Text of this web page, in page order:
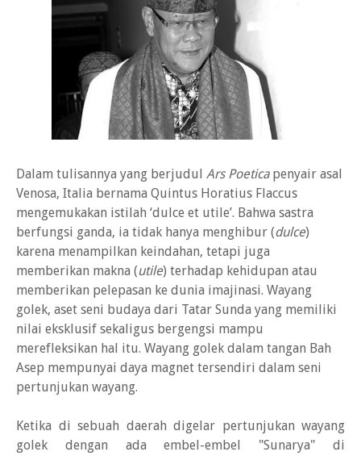
Dalam tulisannya yang berjudul Ars Poeticapenyair asal
Venosa, Italia bernama Quintus Horatius Flaccus
mengemukakan istilah ‘dulce et utile’. Bahwa sastra
berfungsi ganda, ia tidak hanya menghibur (dulce)
karena menampilkan keindahan, tetapi juga
memberikan makna (utile) terhadap kehidupan atau
memberikan pelepasan ke dunia imajinasi. Wayang
golek, aset seni budaya dari Tatar Sunda yang memiliki
nilai eksklusif sekaligus bergengsi mampu
merefleksikan hal itu. Wayang golek dalam tangan Bah
Asep mempunyai daya magnet tersendiri dalam seni
pertunjukan wayang.
Ketika di sebuah daerah digelar pertunjukan wayang
golek dengan ada embel-embel "Sunarya" di